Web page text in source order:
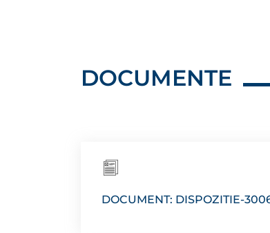
DOCUMENTE
DOCUMENT: DISPOZITIE-